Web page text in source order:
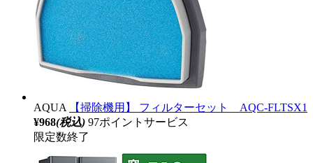
AQUA
【掃除機用】 フィルターセット AQC-FLTSX1
¥968(税込) 97ポイントサービス
限定数終了